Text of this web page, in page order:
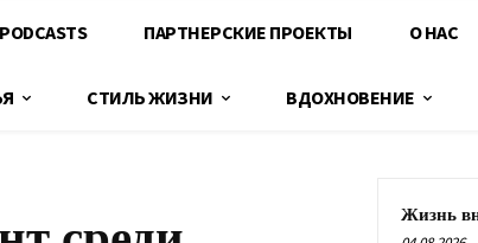
ПАРТНЕРСКИЕ ПРОЕКТЫ О НАС
СТИЛЬ ЖИЗНИ ВДОХНОВЕНИЕ
Жизнь